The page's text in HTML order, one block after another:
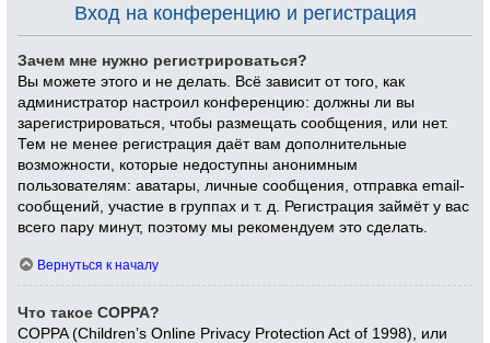
Вход на конференцию и регистрация
Зачем мне нужно регистрироваться?
Вы можете этого и не делать. Всё зависит от того, как
администратор настроил конференцию: должны ли вы
зарегистрироваться, чтобы размещать сообщения, или нет.
Тем не менее регистрация даёт вам дополнительные
возможности, которые недоступны анонимным
пользователям: аватары, личные сообщения, отправка email-
сообщений, участие в группах и т. д. Регистрация займёт у вас
всего пару минут, поэтому мы рекомендуем это сделать.
Вернуться к началу
Что такое COPPA?
COPPA (Children’s Online Privacy Protection Act of 1998), или